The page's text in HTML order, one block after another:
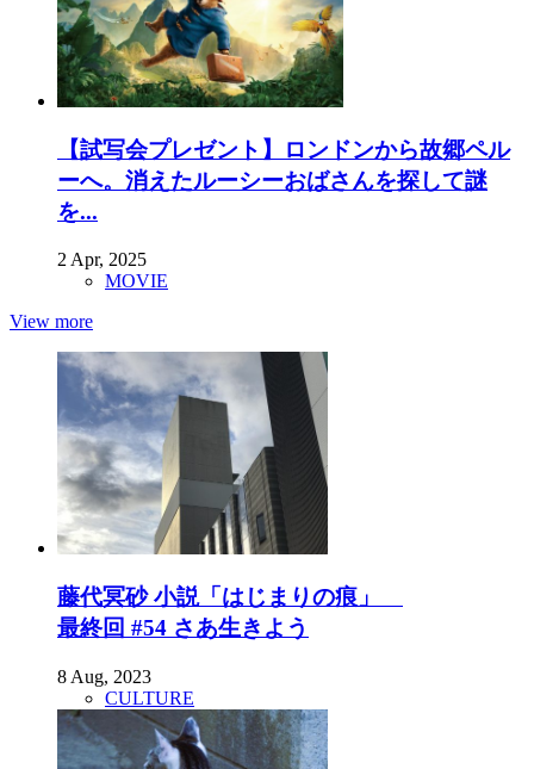
【試写会プレゼント】ロンドンから故郷ペル
ーへ。消えたルーシーおばさんを探して謎
を...
2 Apr, 2025
MOVIE
View more
藤代冥砂 小説「はじまりの痕」
最終回 #54 さあ生きよう
8 Aug, 2023
CULTURE